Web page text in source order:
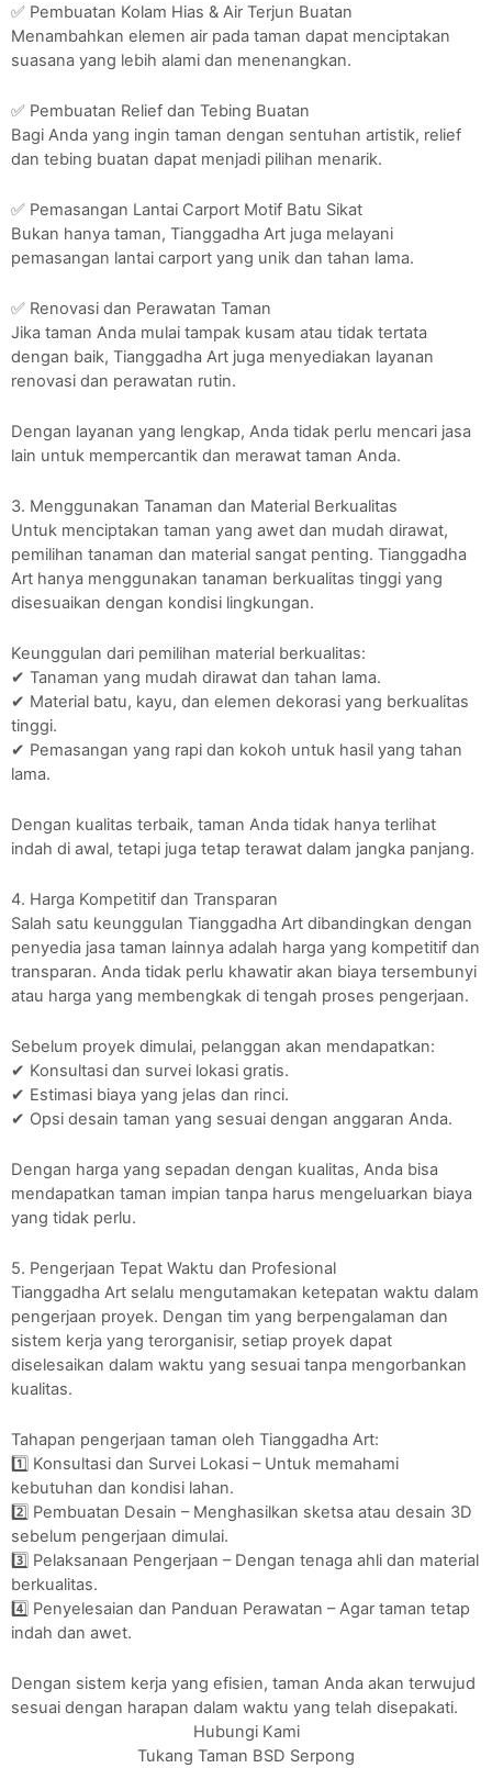
✅ Pembuatan Kolam Hias & Air Terjun Buatan
Menambahkan elemen air pada taman dapat menciptakan
suasana yang lebih alami dan menenangkan.
✅ Pembuatan Relief dan Tebing Buatan
Bagi Anda yang ingin taman dengan sentuhan artistik, relief
dan tebing buatan dapat menjadi pilihan menarik.
✅ Pemasangan Lantai Carport Motif Batu Sikat
Bukan hanya taman, Tianggadha Art juga melayani
pemasangan lantai carport yang unik dan tahan lama.
✅ Renovasi dan Perawatan Taman
Jika taman Anda mulai tampak kusam atau tidak tertata
dengan baik, Tianggadha Art juga menyediakan layanan
renovasi dan perawatan rutin.
Dengan layanan yang lengkap, Anda tidak perlu mencari jasa
lain untuk mempercantik dan merawat taman Anda.
3. Menggunakan Tanaman dan Material Berkualitas
Untuk menciptakan taman yang awet dan mudah dirawat,
pemilihan tanaman dan material sangat penting. Tianggadha
Art hanya menggunakan tanaman berkualitas tinggi yang
disesuaikan dengan kondisi lingkungan.
Keunggulan dari pemilihan material berkualitas:
✔ Tanaman yang mudah dirawat dan tahan lama.
✔ Material batu, kayu, dan elemen dekorasi yang berkualitas
tinggi.
✔ Pemasangan yang rapi dan kokoh untuk hasil yang tahan
lama.
Dengan kualitas terbaik, taman Anda tidak hanya terlihat
indah di awal, tetapi juga tetap terawat dalam jangka panjang.
4. Harga Kompetitif dan Transparan
Salah satu keunggulan Tianggadha Art dibandingkan dengan
penyedia jasa taman lainnya adalah harga yang kompetitif dan
transparan. Anda tidak perlu khawatir akan biaya tersembunyi
atau harga yang membengkak di tengah proses pengerjaan.
Sebelum proyek dimulai, pelanggan akan mendapatkan:
✔ Konsultasi dan survei lokasi gratis.
✔ Estimasi biaya yang jelas dan rinci.
✔ Opsi desain taman yang sesuai dengan anggaran Anda.
Dengan harga yang sepadan dengan kualitas, Anda bisa
mendapatkan taman impian tanpa harus mengeluarkan biaya
yang tidak perlu.
5. Pengerjaan Tepat Waktu dan Profesional
Tianggadha Art selalu mengutamakan ketepatan waktu dalam
pengerjaan proyek. Dengan tim yang berpengalaman dan
sistem kerja yang terorganisir, setiap proyek dapat
diselesaikan dalam waktu yang sesuai tanpa mengorbankan
kualitas.
Tahapan pengerjaan taman oleh Tianggadha Art:
1️⃣ Konsultasi dan Survei Lokasi – Untuk memahami
kebutuhan dan kondisi lahan.
2️⃣ Pembuatan Desain – Menghasilkan sketsa atau desain 3D
sebelum pengerjaan dimulai.
3️⃣ Pelaksanaan Pengerjaan – Dengan tenaga ahli dan material
berkualitas.
4️⃣ Penyelesaian dan Panduan Perawatan – Agar taman tetap
indah dan awet.
Dengan sistem kerja yang efisien, taman Anda akan terwujud
sesuai dengan harapan dalam waktu yang telah disepakati.
Hubungi Kami
Tukang Taman BSD Serpong